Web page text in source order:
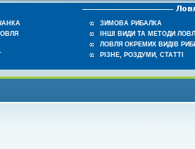
ЗИМОВА РИБАЛКА
ІНШІ ВИДИ ТА МЕТОДИ ЛОВЛІ
ЛОВЛЯ ОКРЕМИХ ВИДІВ
РІЗНЕ, РОЗДУМИ, СТАТТІ